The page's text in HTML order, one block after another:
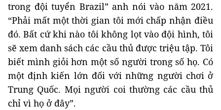
trong đội tuyển Brazil” anh nói vào năm 2021.
“Phải mất một thời gian tôi mới chấp nhận điều
đó. Bất cứ khi nào tôi không lọt vào đội hình, tôi
sẽ xem danh sách các cầu thủ được triệu tập. Tôi
biết mình giỏi hơn một số người trong số họ. Có
một định kiến ​​lớn đối với những người chơi ở
Trung Quốc. Mọi người coi thường các cầu thủ
chỉ vì họ ở đây”.